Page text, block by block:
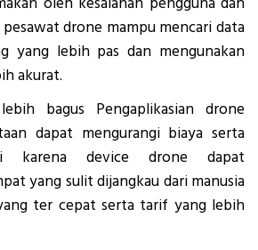
drone mampu mencari data
yang lebih pas dan mengunakan
akurat.
bagus Pengaplikasian drone
dapat mengurangi biaya serta
karena device drone dapat
yang sulit dijangkau dari manusia
ter cepat serta tarif yang lebih